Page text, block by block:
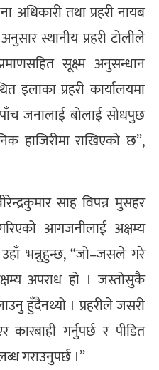
अधिकारी तथा प्रहरी नायब
स्थानीय प्रहरी टोलीले
सूक्ष्म अनुसन्धान
इलाका प्रहरी कार्यालयमा
जनालाई बोलाई सोधपुछ
हाजिरीमा राखिएको छ”,
साह विपन्न मुसहर
आगजनीलाई अक्षम्य
भन्नुहुन्छ, “जो–जसले गरे
अपराध हो । जस्तोसुकै
हुँदैनथ्यो । प्रहरीले जसरी
गर्नुपर्छ र पीडित
गराउनुपर्छ ।”